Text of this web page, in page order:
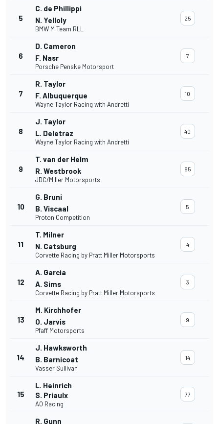
5
C. de Phillippi
N. Yelloly
BMW M Team RLL
25
6
D. Cameron
F. Nasr
Porsche Penske Motorsport
7
7
R. Taylor
F. Albuquerque
Wayne Taylor Racing with Andretti
10
8
J. Taylor
L. Deletraz
Wayne Taylor Racing with Andretti
40
9
T. van der Helm
R. Westbrook
JDC/Miller Motorsports
85
10
G. Bruni
B. Viscaal
Proton Competition
5
11
T. Milner
N. Catsburg
Corvette Racing by Pratt Miller Motorsports
4
12
A. Garcia
A. Sims
Corvette Racing by Pratt Miller Motorsports
3
13
M. Kirchhofer
O. Jarvis
Pfaff Motorsports
9
14
J. Hawksworth
B. Barnicoat
Vasser Sullivan
14
15
L. Heinrich
S. Priaulx
AO Racing
77
R. Gunn